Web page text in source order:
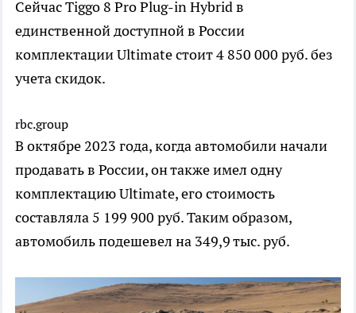
Сейчас Tiggo 8 Pro Plug-in Hybrid в
единственной доступной в России
комплектации Ultimate стоит 4 850 000 руб. без
учета скидок.
rbc.group
В октябре 2023 года, когда автомобили начали
продавать в России, он также имел одну
комплектацию Ultimate, его стоимость
составляла 5 199 900 руб. Таким образом,
автомобиль подешевел на 349,9 тыс. руб.